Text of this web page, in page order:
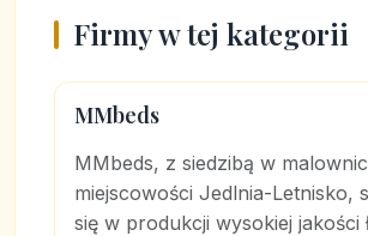
Firmy w tej kategorii
MMbeds
MMbeds, z siedzibą w
miejscowości Jedlnia-Letnisko,
się w produkcji wysokiej jakości